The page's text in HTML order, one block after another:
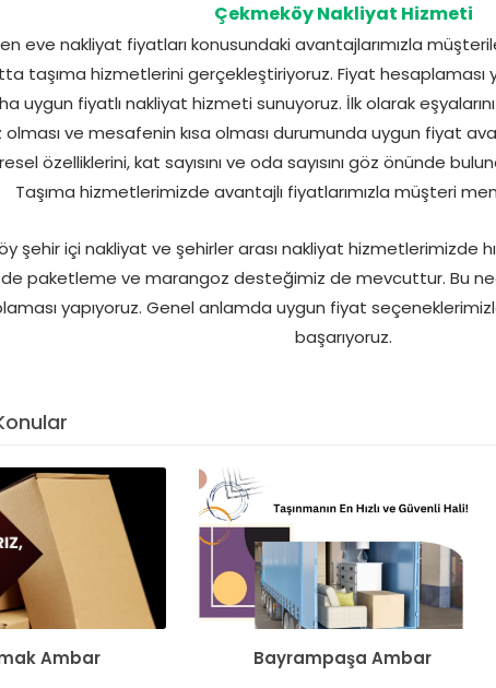
Çekmeköy Nakliyat Hizmeti
eve nakliyat fiyatları konusundaki avantajlarımızla
taşıma hizmetlerini gerçekleştiriyoruz. Fiyat hesaplaması
uygun fiyatlı nakliyat hizmeti sunuyoruz. İlk olarak
olması ve mesafenin kısa olması durumunda uygun fiyat
özelliklerini, kat sayısını ve oda sayısını göz önünde
Taşıma hizmetlerimizde avantajlı fiyatlarımızla müşteri
şehir içi nakliyat ve şehirler arası nakliyat hizmetlerimizde
paketleme ve marangoz desteğimiz de mevcuttur. Bu
yapıyoruz. Genel anlamda uygun fiyat
başarıyoruz.
Ambar Bayrampaşa Ambar